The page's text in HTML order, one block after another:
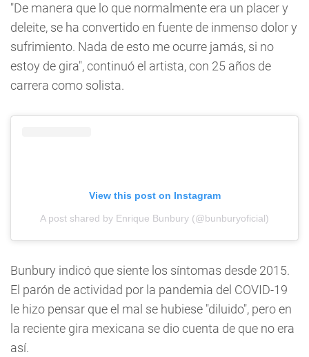
"De manera que lo que normalmente era un placer y
deleite, se ha convertido en fuente de inmenso dolor y
sufrimiento. Nada de esto me ocurre jamás, si no
estoy de gira", continuó el artista, con 25 años de
carrera como solista.
View this post on Instagram
A post shared by Enrique Bunbury (@bunburyoficial)
Bunbury indicó que siente los síntomas desde 2015.
El parón de actividad por la pandemia del COVID-19
le hizo pensar que el mal se hubiese "diluido", pero en
la reciente gira mexicana se dio cuenta de que no era
así.